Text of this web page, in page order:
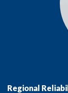
Regional